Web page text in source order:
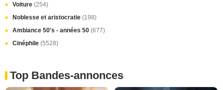
Voiture (254)
Noblesse et aristocratie (198)
Ambiance 50's - années 50 (677)
Cinéphile (5528)
Top Bandes-annonces